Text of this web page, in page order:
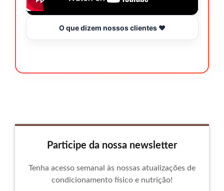
O que dizem nossos clientes ❤️
Participe da nossa newsletter
Tenha acesso semanal às nossas atualizações de
condicionamento físico e nutrição!